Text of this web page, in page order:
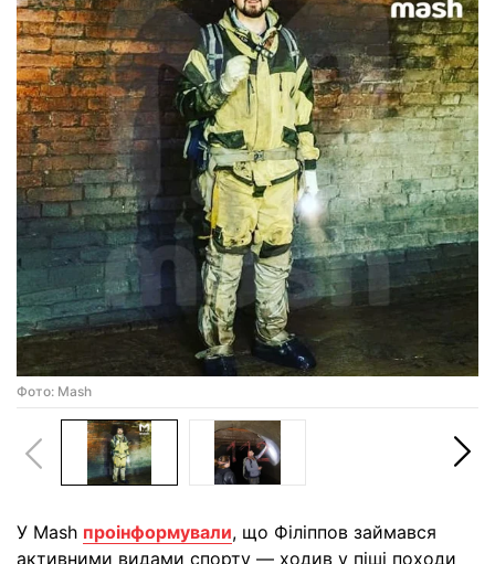
Фото: Mash
У Mash проінформували, що Філіппов займався
активними видами спорту — ходив у піші походи